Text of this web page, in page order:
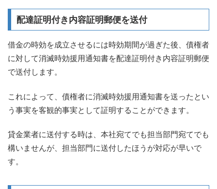
配達証明付き内容証明郵便を送付
借金の時効を成立させるには時効期間が過ぎた後、債権者
に対して消滅時効援用通知書を配達証明付き内容証明郵便
で送付します。
これによって、債権者に消滅時効援用通知書を送ったとい
う事実を客観的事実として証明することができます。
貸金業者に送付する時は、本社宛てでも担当部門宛てでも
構いませんが、担当部門に送付したほうが対応が早いで
す。